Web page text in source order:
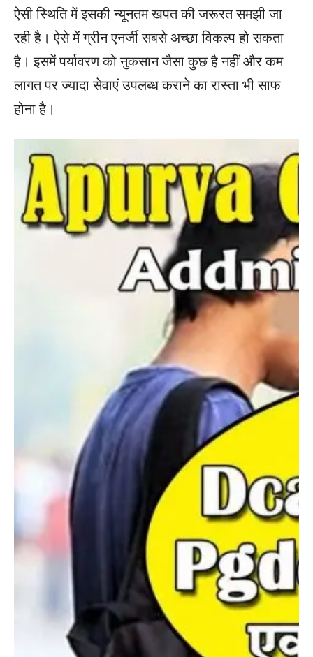
ऐसी स्थिति में इसकी न्यूनतम खपत की जरूरत समझी जा
रही है। ऐसे में ग्रीन एनर्जी सबसे अच्छा विकल्प हो सकता
है। इसमें पर्यावरण को नुकसान जैसा कुछ है नहीं और कम
लागत पर ज्यादा सेवाएं उपलब्ध कराने का रास्ता भी साफ
होना है।